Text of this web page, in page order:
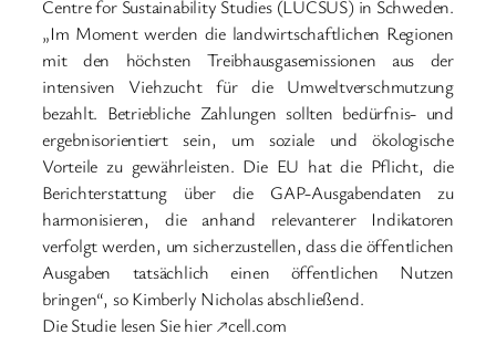
Centre for Sustainability Studies (LUCSUS) in Schweden.
„Im Moment werden die landwirtschaftlichen Regionen
mit den höchsten Treibhausgasemissionen aus der
intensiven Viehzucht für die Umweltverschmutzung
bezahlt. Betriebliche Zahlungen sollten bedürfnis- und
ergebnisorientiert sein, um soziale und ökologische
Vorteile zu gewährleisten. Die EU hat die Pflicht, die
Berichterstattung über die GAP-Ausgabendaten zu
harmonisieren, die anhand relevanterer Indikatoren
verfolgt werden, um sicherzustellen, dass die öffentlichen
Ausgaben tatsächlich einen öffentlichen Nutzen
bringen“, so Kimberly Nicholas abschließend.
Die Studie lesen Sie hier ↗cell.com